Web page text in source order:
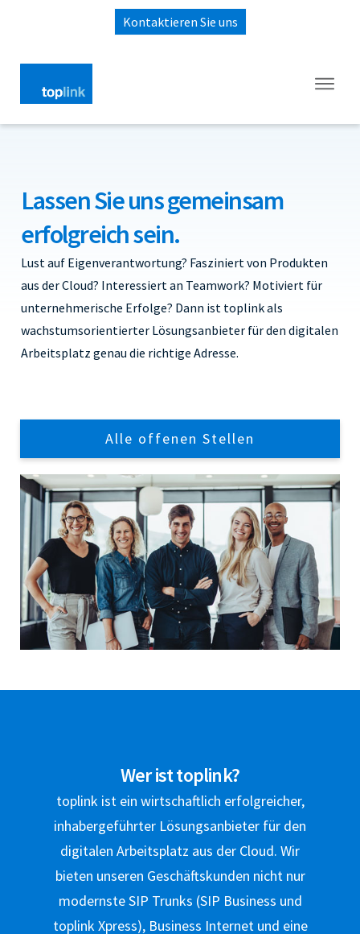
Kontaktieren Sie uns
Lassen Sie uns gemeinsam
erfolgreich sein.
Lust auf Eigenverantwortung? Fasziniert von Produkten
aus der Cloud? Interessiert an Teamwork? Motiviert für
unternehmerische Erfolge? Dann ist toplink als
wachstumsorientierter Lösungsanbieter für den digitalen
Arbeitsplatz genau die richtige Adresse.
Alle offenen Stellen
Wer ist toplink?
toplink ist ein wirtschaftlich erfolgreicher,
inhabergeführter Lösungsanbieter für den
digitalen Arbeitsplatz aus der Cloud. Wir
bieten unseren Geschäftskunden nicht nur
modernste SIP Trunks (SIP Business und
toplink Xpress), Business Internet und eine